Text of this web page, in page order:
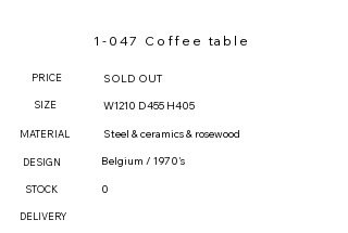
1-047 Coffee table
PRICE SOLD OUT
SIZE W1210 D455 H405
MATERIAL Steel & ceramics & rosewood
DESIGN Belgium / 1970's
STOCK 0
DELIVERY